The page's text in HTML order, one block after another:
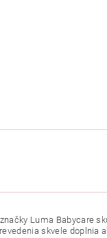
Luma Babycare
skvele doplnia